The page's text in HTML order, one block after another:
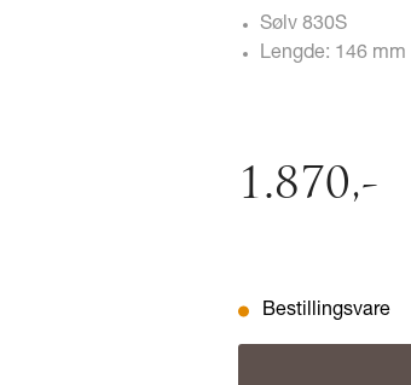
Sølv 830S
Lengde: 146 mm
1.870,-
Bestillingsvare